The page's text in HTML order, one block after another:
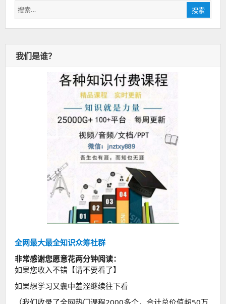
搜
索：
搜索
我们是谁？
全网最大最全知识众筹社群
非常感谢您愿意花两分钟阅读：
如果您收入不错【请不要看了】
如果想学习又囊中羞涩继续往下看